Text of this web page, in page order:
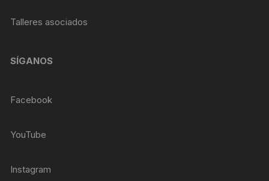
Talleres asociados
SÍGANOS
Facebook
YouTube
Instagram